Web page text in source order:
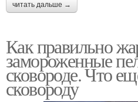
читать дальше →
Как правильно
замороженные
сковороде. Что
сковороду